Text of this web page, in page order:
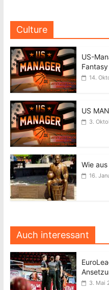
Culture
US-
14.
US
3.
Wie
16.
Auch interessant
3. Mai